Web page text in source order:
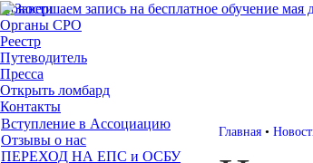
Новости
Органы СРО
Реестр
Путеводитель
Пресса
Открыть ломбард
Контакты
Вступление в Ассоциацию
Отзывы о нас
ПЕРЕХОД НА ЕПС и ОСБУ
Главная •